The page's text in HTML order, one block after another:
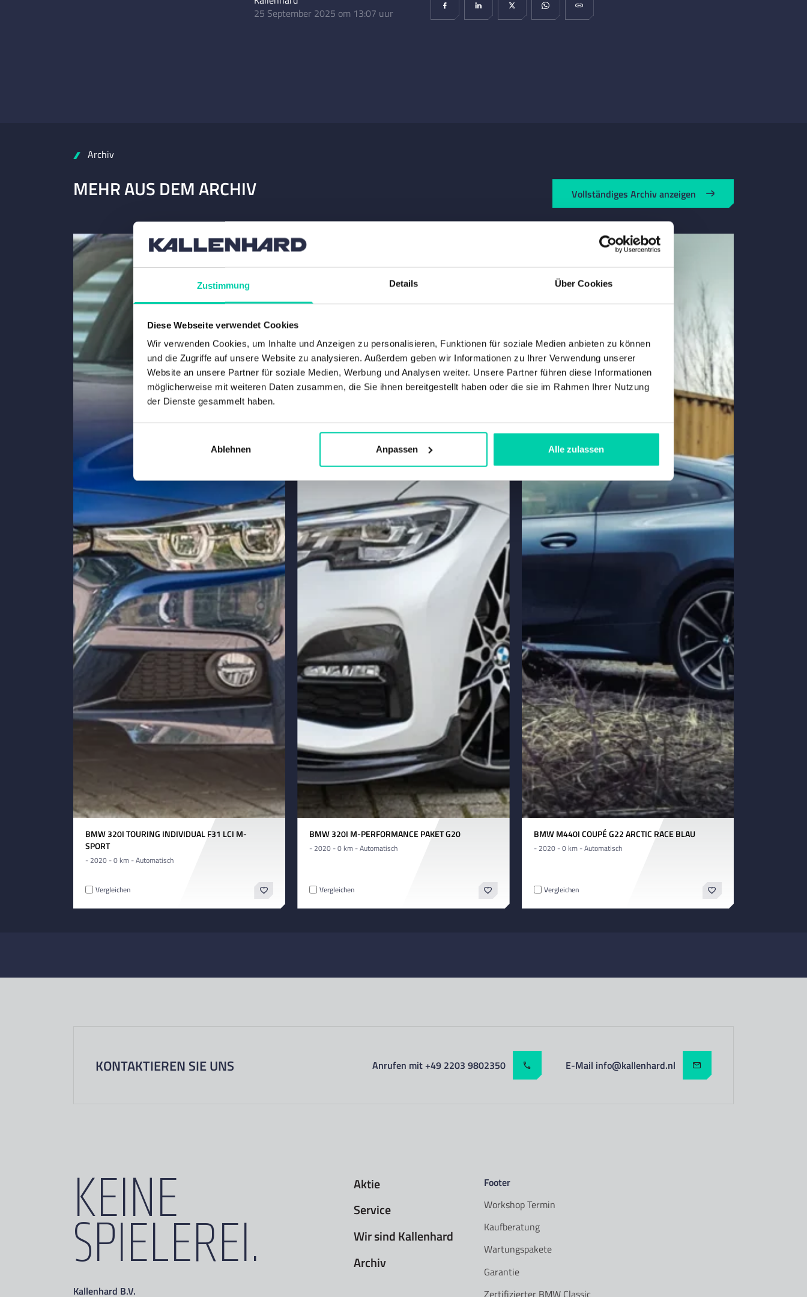
Zustimmung Details Über Cookies
Diese Webseite verwendet Cookies
Wir verwenden Cookies, um Inhalte und Anzeigen zu personalisieren, Funktionen für soziale Medien anbieten zu können
und die Zugriffe auf unsere Website zu analysieren. Außerdem geben wir Informationen zu Ihrer Verwendung unserer
Website an unsere Partner für soziale Medien, Werbung und Analysen weiter. Unsere Partner führen diese Informationen
möglicherweise mit weiteren Daten zusammen, die Sie ihnen bereitgestellt haben oder die sie im Rahmen Ihrer Nutzung
der Dienste gesammelt haben.
Ablehnen Anpassen Alle zulassen
25 September 2025 om 13:07 uur
Archiv
MEHR AUS DEM ARCHIV Vollständiges Archiv anzeigen
BMW 320I TOURING INDIVIDUAL F31 LCI M-
SPORT
- 2020 - 0 km - Automatisch
Vergleichen
BMW 320I M-PERFORMANCE PAKET G20
- 2020 - 0 km - Automatisch
Vergleichen
BMW M440I COUPÉ G22 ARCTIC RACE BLAU
- 2020 - 0 km - Automatisch
Vergleichen
KONTAKTIEREN SIE UNS Anrufen mit +49 2203 9802350 E-Mail info@kallenhard.nl
KEINE
SPIELEREI.
Kallenhard B.V.
Aktie
Service
Wir sind Kallenhard
Archiv
Footer
Workshop Termin
Kaufberatung
Wartungspakete
Garantie
Zertifizierter BMW Classic